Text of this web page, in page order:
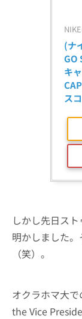
(ナ
GO
キ
ス
しかし先日ス
明かしました
（笑）。
オクラホマ大
the Vice